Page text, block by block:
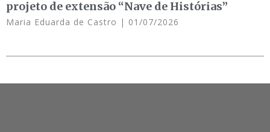
projeto de extensão “Nave de Histórias”
Maria Eduarda de Castro 01/07/2026